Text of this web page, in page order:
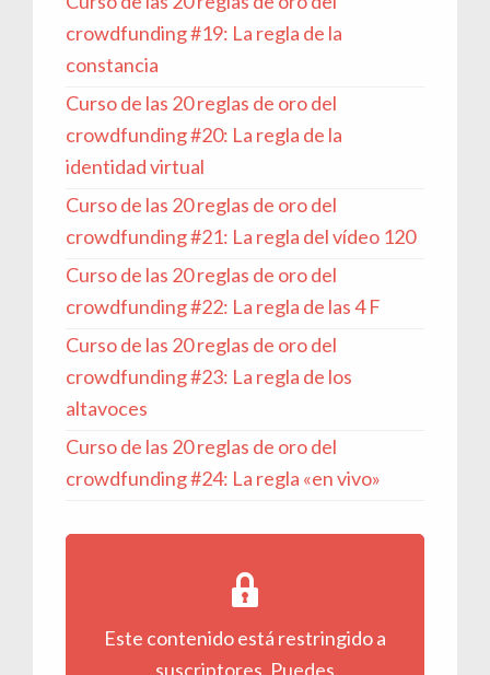
crowdfunding #19: La regla de la
constancia
Curso de las 20 reglas de oro del
crowdfunding #20: La regla de la
identidad virtual
Curso de las 20 reglas de oro del
crowdfunding #21: La regla del vídeo 120
Curso de las 20 reglas de oro del
crowdfunding #22: La regla de las 4 F
Curso de las 20 reglas de oro del
crowdfunding #23: La regla de los
altavoces
Curso de las 20 reglas de oro del
crowdfunding #24: La regla «en vivo»
Este contenido está restringido a
suscriptores. Puedes